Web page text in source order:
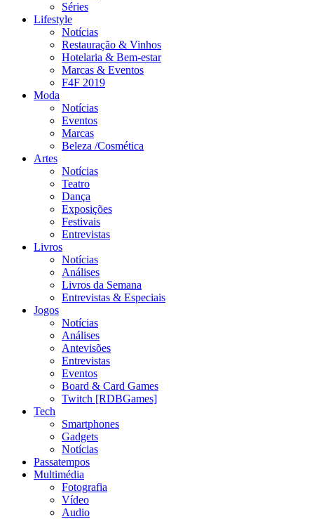
Séries
Lifestyle
Notícias
Restauração & Vinhos
Hotelaria & Bem-estar
Marcas & Eventos
F4F 2019
Moda
Notícias
Eventos
Marcas
Beleza /Cosmética
Artes
Notícias
Teatro
Dança
Exposições
Festivais
Entrevistas
Livros
Notícias
Análises
Livros da Semana
Entrevistas & Especiais
Jogos
Notícias
Análises
Antevisões
Entrevistas
Eventos
Board & Card Games
Twitch [RDBGames]
Tech
Smartphones
Gadgets
Notícias
Passatempos
Multimédia
Fotografia
Vídeo
Audio